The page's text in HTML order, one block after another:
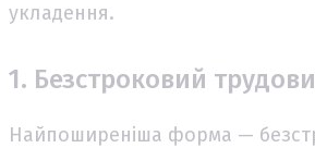
укладення.
1. Безстроковий
Найпоширеніша форма —